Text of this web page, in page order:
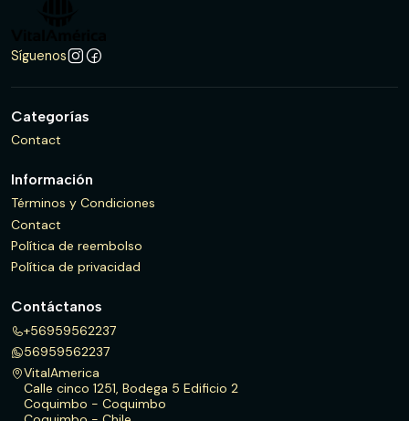
Síguenos
Categorías
Contact
Información
Términos y Condiciones
Contact
Política de reembolso
Política de privacidad
Contáctanos
+56959562237
56959562237
VitalAmerica
Calle cinco 1251, Bodega 5 Edificio 2
Coquimbo - Coquimbo